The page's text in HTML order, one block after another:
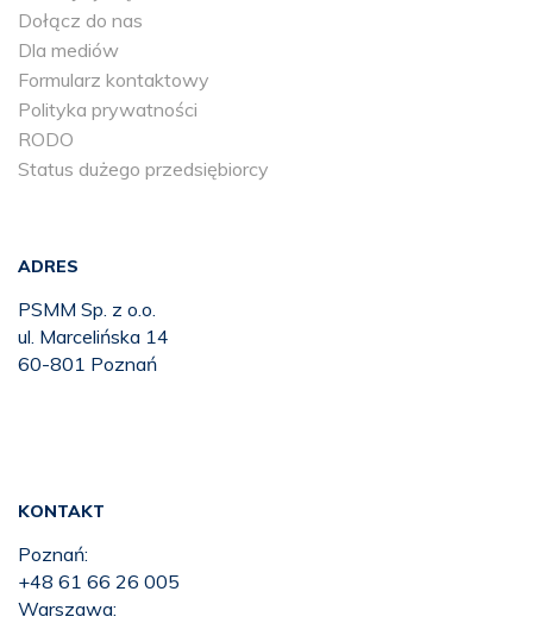
Dołącz do nas
Dla mediów
Formularz kontaktowy
Polityka prywatności
RODO
Status dużego przedsiębiorcy
ADRES
PSMM Sp. z o.o.
ul. Marcelińska 14
60-801 Poznań
KONTAKT
Poznań:
+48 61 66 26 005
Warszawa: